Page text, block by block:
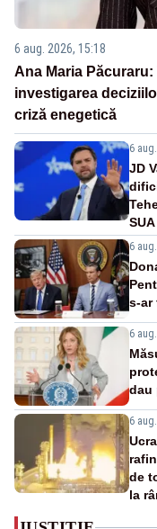
6 aug. 2026, 15:18
Ana Maria
investigarea
criză enegetică
6
JD
SUA
6
s-ar
6
dau
6
de
la